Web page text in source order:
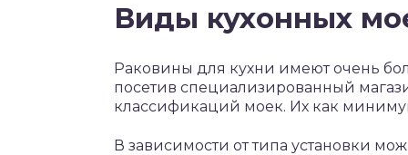
Виды кухонных
Раковины для кухни имеют очень
посетив специализированный
классификаций моек. Их как
В зависимости от типа установки